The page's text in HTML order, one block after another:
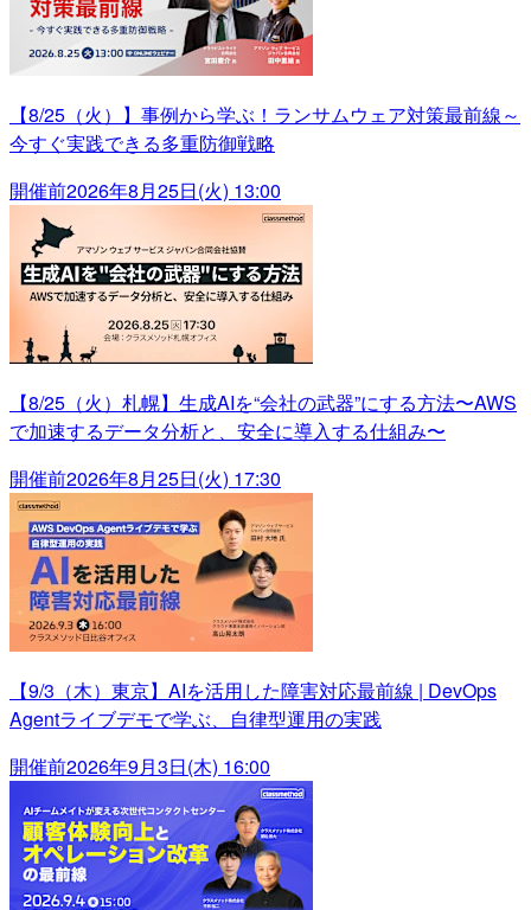
【8/25（火）】事例から学ぶ！ランサムウェア対策最前線～
今すぐ実践できる多重防御戦略
開催前2026年8月25日(火) 13:00
【8/25（火）札幌】生成AIを“会社の武器”にする方法〜AWS
で加速するデータ分析と、安全に導入する仕組み〜
開催前2026年8月25日(火) 17:30
【9/3（木）東京】AIを活用した障害対応最前線 | DevOps
Agentライブデモで学ぶ、自律型運用の実践
開催前2026年9月3日(木) 16:00